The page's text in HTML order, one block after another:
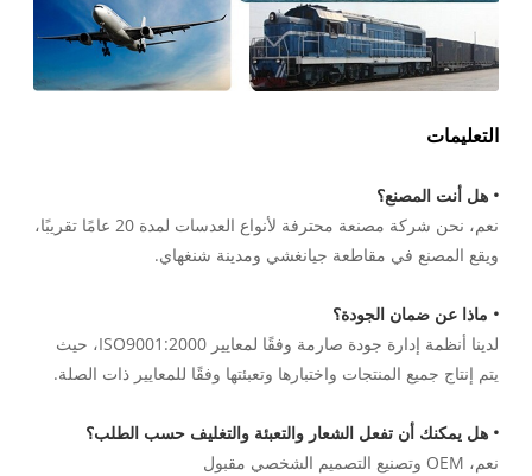
التعليمات
• هل أنت المصنع؟
نعم، نحن شركة مصنعة محترفة لأنواع العدسات لمدة 20 عامًا تقريبًا،
ويقع المصنع في مقاطعة جيانغشي ومدينة شنغهاي.
• ماذا عن ضمان الجودة؟
لدينا أنظمة إدارة جودة صارمة وفقًا لمعايير ISO9001:2000، حيث
يتم إنتاج جميع المنتجات واختبارها وتعبئتها وفقًا للمعايير ذات الصلة.
• هل يمكنك أن تفعل الشعار والتعبئة والتغليف حسب الطلب؟
نعم، OEM وتصنيع التصميم الشخصي مقبول